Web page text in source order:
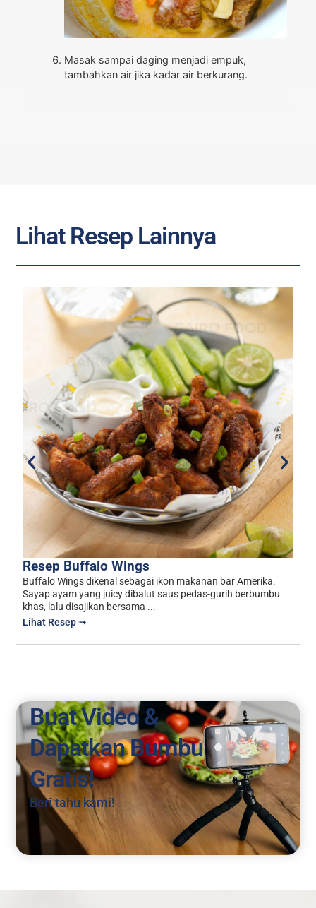
Masak sampai daging menjadi empuk,
tambahkan air jika kadar air berkurang.
Lihat Resep Lainnya
Resep Buffalo Wings
Buffalo Wings dikenal sebagai ikon makanan bar Amerika.
Sayap ayam yang juicy dibalut saus pedas-gurih berbumbu
khas, lalu disajikan bersama ...
Lihat Resep ➟
Buat Video &
Dapatkan Bumbu
Gratis!
Beri tahu kami!